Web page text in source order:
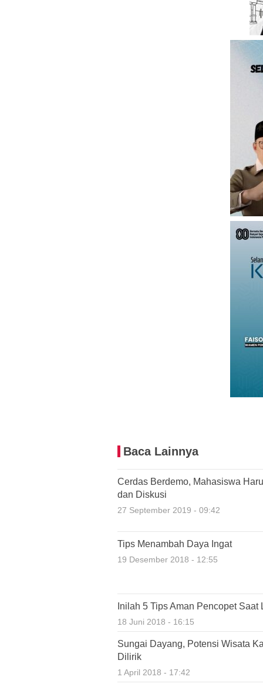
Baca Lainnya
Cerdas Berdemo, Mahasiswa
dan Diskusi
27 September 2019 - 09:42
Tips Menambah Daya Ingat
19 Desember 2018 - 12:55
Inilah 5 Tips Aman Pencopet Saat
18 Juni 2018 - 16:15
Sungai Dayang, Potensi Wisata
Dilirik
1 April 2018 - 17:42